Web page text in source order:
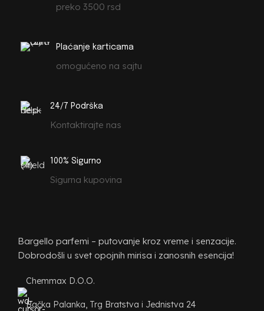
preko 3500 rsd
Plaćanje karticama
omogućeno na sajtu
24/7 Podrška
Kontaktirajte nas
100% Sigurno
Sigurna kupovina
Bargello parfemi – putovanje kroz vreme i senzacije.
Dobrodošli u svet opojnih mirisa i zanosnih esencija!
Chemmax D.O.O.
Bačka Palanka, Trg Bratstva i Jednistva 24